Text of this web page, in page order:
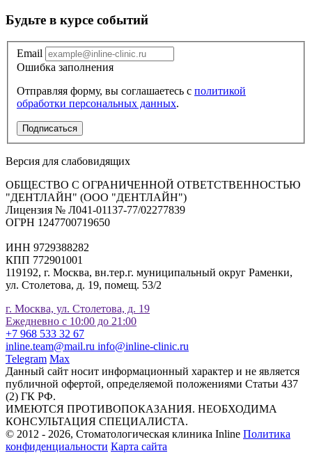
Будьте в курсе событий
Email
Ошибка заполнения
Отправляя форму, вы соглашаетесь с политикой
обработки персональных данных.
Подписаться
Версия для слабовидящих
ОБЩЕСТВО С ОГРАНИЧЕННОЙ ОТВЕТСТВЕННОСТЬЮ
"ДЕНТЛАЙН" (ООО "ДЕНТЛАЙН")
Лицензия № Л041-01137-77/02277839
ОГРН 1247700719650
ИНН 9729388282
КПП 772901001
119192, г. Москва, вн.тер.г. муниципальный округ Раменки,
ул. Столетова, д. 19, помещ. 53/2
г. Москва, ул. Столетова, д. 19
Ежедневно с 10:00 до 21:00
+7 968 533 32 67
inline.team@mail.ru info@inline-clinic.ru
Telegram Max
Данный сайт носит информационный характер и не является
публичной офертой, определяемой положениями Статьи 437
(2) ГК РФ.
ИМЕЮТСЯ ПРОТИВОПОКАЗАНИЯ. НЕОБХОДИМА
КОНСУЛЬТАЦИЯ СПЕЦИАЛИСТА.
© 2012 - 2026, Стоматологическая клиника Inline Политика
конфиденциальности Карта сайта